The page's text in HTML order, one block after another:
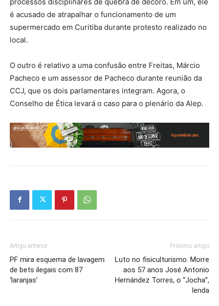
processos disciplinares de quebra de decoro. Em um, ele
é acusado de atrapalhar o funcionamento de um
supermercado em Curitiba durante protesto realizado no
local.
O outro é relativo a uma confusão entre Freitas, Márcio
Pacheco e um assessor de Pacheco durante reunião da
CCJ, que os dois parlamentares integram. Agora, o
Conselho de Ética levará o caso para o plenário da Alep.
Artigo anterior
PF mira esquema de lavagem
de bets ilegais com 87
‘laranjas’
Próximo artigo
Luto no fisiculturismo. Morre
aos 57 anos José Antonio
Hernández Torres, o “Jocha”,
lenda